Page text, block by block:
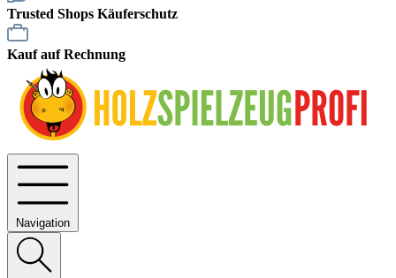
Trusted Shops Käuferschutz
Kauf auf Rechnung
Navigation